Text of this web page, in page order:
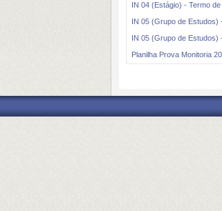
IN 04 (Estágio) - Termo
IN 05 (Grupo de Estudos)
IN 05 (Grupo de Estudos)
Planilha Prova Monitoria